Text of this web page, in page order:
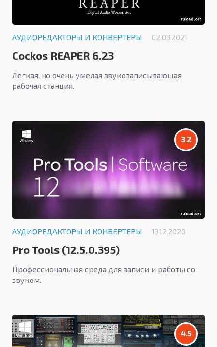
АУДИОРЕДАКТОРЫ И КОНВЕРТЕРЫ 02.03.2021
Cockos REAPER 6.23
Легкая, но очень умелая звукозаписывающая
рабочая станция.
3.2
АУДИОРЕДАКТОРЫ И КОНВЕРТЕРЫ 13.12.2020
Pro Tools (12.5.0.395)
Профессиональная среда для записи и работы со
звуком.
4.5